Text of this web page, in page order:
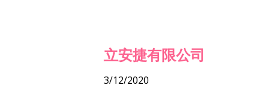
立安捷有限公司
3/12/2020